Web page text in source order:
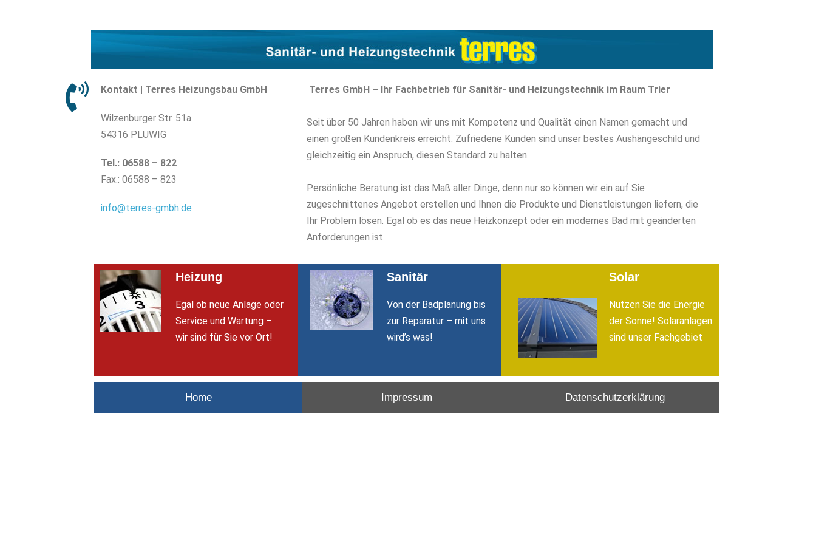
Kontakt | Terres Heizungsbau GmbH
Wilzenburger Str. 51a
54316 PLUWIG
Tel.: 06588 – 822
Fax.: 06588 – 823
info@terres-gmbh.de
Terres GmbH – Ihr Fachbetrieb für Sanitär- und Heizungstechnik im Raum Trier
Seit über 50 Jahren haben wir uns mit Kompetenz und Qualität einen Namen gemacht und
einen großen Kundenkreis erreicht. Zufriedene Kunden sind unser bestes Aushängeschild und
gleichzeitig ein Anspruch, diesen Standard zu halten.
Persönliche Beratung ist das Maß aller Dinge, denn nur so können wir ein auf Sie
zugeschnittenes Angebot erstellen und Ihnen die Produkte und Dienstleistungen liefern, die
Ihr Problem lösen. Egal ob es das neue Heizkonzept oder ein modernes Bad mit geänderten
Anforderungen ist.
Heizung
Egal ob neue Anlage oder
Service und Wartung –
wir sind für Sie vor Ort!
.
Sanitär
Von der Badplanung bis
zur Reparatur – mit uns
wird’s was!
Solar
Nutzen Sie die Energie
der Sonne! Solaranlagen
sind unser Fachgebiet
Home Impressum Datenschutzerklärung